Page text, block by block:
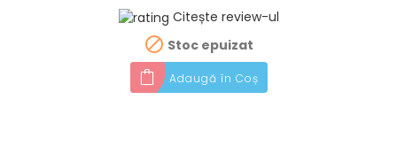
Citește review-ul
 Stoc epuizat
Adaugă în Coș